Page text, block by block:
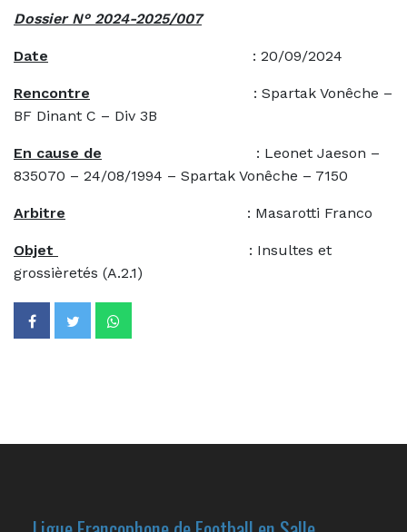
Dossier N° 2024-2025/007
Date : 20/09/2024
Rencontre : Spartak Vonêche –
BF Dinant C – Div 3B
En cause de : Leonet Jaeson –
835070 – 24/08/1994 – Spartak Vonêche – 7150
Arbitre : Masarotti Franco
Objet
: Insultes et
grossièretés (A.2.1)